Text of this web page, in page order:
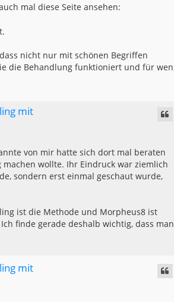
mal diese Seite ansehen:
nicht nur mit schönen Begriffen
die Behandlung funktioniert und für wen
mit
von mir hatte sich dort mal beraten
wollte. Ihr Eindruck war ziemlich
sondern erst einmal geschaut wurde,
ist die Methode und Morpheus8 ist
finde gerade deshalb wichtig, dass man
mit